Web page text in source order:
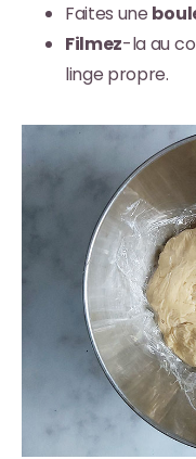
Faites une
Filmez-la au
linge propre.